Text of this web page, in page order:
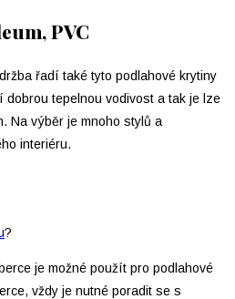
PVC
řadí také tyto podlahové krytiny
dobrou tepelnou vodivost a tak je lze
Na výběr je mnoho stylů a
interiéru.
?
je možné použít pro podlahové
vždy je nutné poradit se s